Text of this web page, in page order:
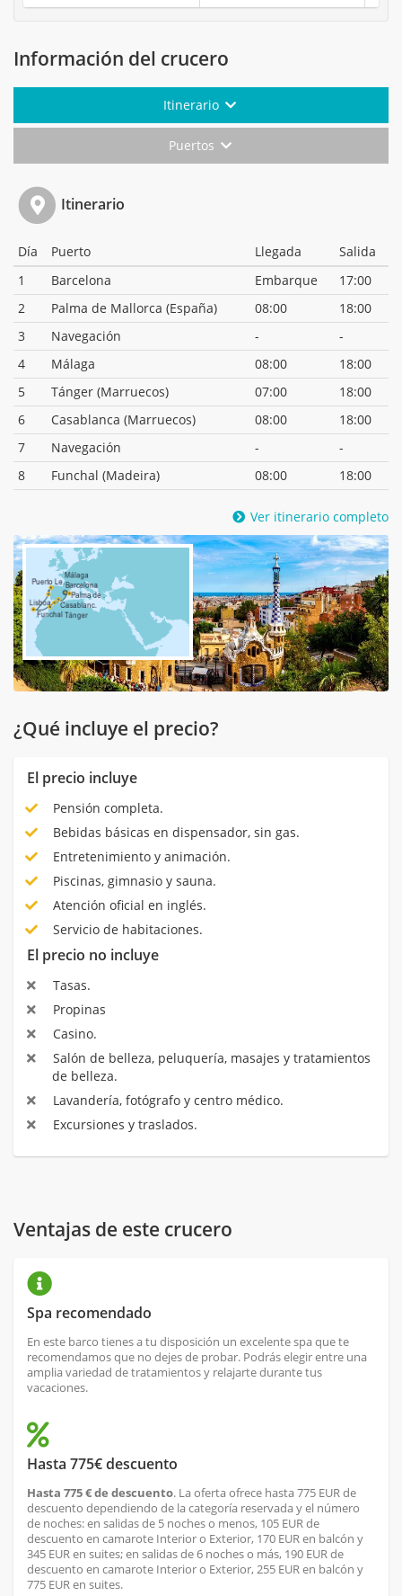
Información del crucero
Itinerario
Puertos
Itinerario
Día Puerto Llegada
Salida
1
Barcelona Embarque
17:00
2
Palma de Mallorca (España) 08:00
18:00
3
Navegación -
-
4
Málaga 08:00
18:00
5
Tánger (Marruecos) 07:00
18:00
6
Casablanca (Marruecos) 08:00
18:00
7
Navegación -
-
8
Funchal (Madeira) 08:00 18:00
Ver itinerario completo
¿Qué incluye el precio?
El precio incluye
Pensión completa.
Bebidas básicas en dispensador, sin gas.
Entretenimiento y animación.
Piscinas, gimnasio y sauna.
Atención oficial en inglés.
Servicio de habitaciones.
El precio no incluye
Tasas.
Propinas
Casino.
Salón de belleza, peluquería, masajes y tratamientos
de belleza.
Lavandería, fotógrafo y centro médico.
Excursiones y traslados.
Ventajas de este crucero
Spa recomendado
En este barco tienes a tu disposición un excelente spa que te
recomendamos que no dejes de probar. Podrás elegir entre una
amplia variedad de tratamientos y relajarte durante tus
vacaciones.
Hasta 775€ descuento
Hasta 775 € de descuento. La oferta ofrece hasta 775 EUR de
descuento dependiendo de la categoría reservada y el número
de noches: en salidas de 5 noches o menos, 105 EUR de
descuento en camarote Interior o Exterior, 170 EUR en balcón y
345 EUR en suites; en salidas de 6 noches o más, 190 EUR de
descuento en camarote Interior o Exterior, 255 EUR en balcón y
775 EUR en suites.